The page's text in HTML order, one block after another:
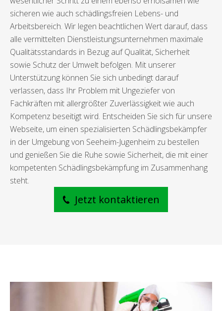
sicheren wie auch schädlingsfreien Lebens- und
Arbeitsbereich. Wir legen beachtlichen Wert darauf, dass
alle vermittelten Dienstleistungsunternehmen maximale
Qualitätsstandards in Bezug auf Qualität, Sicherheit
sowie Schutz der Umwelt befolgen. Mit unserer
Unterstützung können Sie sich unbedingt darauf
verlassen, dass Ihr Problem mit Ungeziefer von
Fachkräften mit allergrößter Zuverlässigkeit wie auch
Kompetenz beseitigt wird. Entscheiden Sie sich für unsere
Webseite, um einen spezialisierten Schädlingsbekämpfer
in der Umgebung von Seeheim-Jugenheim zu bestellen
und genießen Sie die Ruhe sowie Sicherheit, die mit einer
kompetenten Schädlingsbekämpfung im Zusammenhang
steht.
Jetzt kontaktieren